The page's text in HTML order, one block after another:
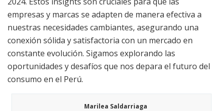
empresas y marcas se adapten de manera efectiva a
nuestras necesidades cambiantes, asegurando una
conexión sólida y satisfactoria con un mercado en
constante evolución. Sigamos explorando las
oportunidades y desafíos que nos depara el futuro del
consumo en el Perú.
Marilea Saldarriaga